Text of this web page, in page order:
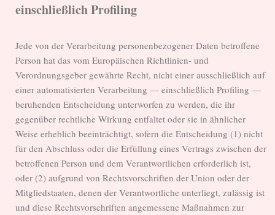
einschließlich Profiling
Jede von der Verarbeitung personenbezogener Daten betroffene
Person hat das vom Europäischen Richtlinien- und
Verordnungsgeber gewährte Recht, nicht einer ausschließlich auf
einer automatisierten Verarbeitung — einschließlich Profiling —
beruhenden Entscheidung unterworfen zu werden, die ihr
gegenüber rechtliche Wirkung entfaltet oder sie in ähnlicher
Weise erheblich beeinträchtigt, sofern die Entscheidung (1) nicht
für den Abschluss oder die Erfüllung eines Vertrags zwischen der
betroffenen Person und dem Verantwortlichen erforderlich ist,
oder (2) aufgrund von Rechtsvorschriften der Union oder der
Mitgliedstaaten, denen der Verantwortliche unterliegt, zulässig ist
und diese Rechtsvorschriften angemessene Maßnahmen zur